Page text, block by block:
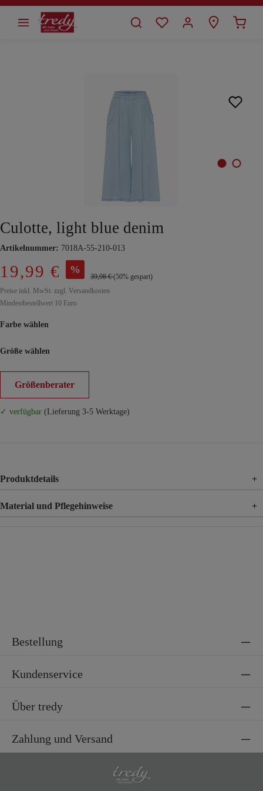
springen
Culotte, light blue denim
Artikelnummer: 7018A-55-210-013
19,99 € %
39,98 €(50% gespart)
Preise inkl. MwSt. zzgl. Versandkosten
Mindestbestellwert 10 Euro
Farbe wählen
Größe wählen
Größenberater
✓ verfügbar (Lieferung 3-5 Werktage)
Produktdetails +
Material und Pflegehinweise +
Bestellung
Kundenservice
Über tredy
Zahlung und Versand